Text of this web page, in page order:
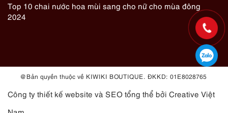
Top 10 chai nước hoa mùi sang cho nữ cho mùa đông
2024
@ Bản quyền thuộc về KIWIKI BOUTIQUE. ĐKKD: 01E8028765
Công ty thiết kế website và SEO tổng thể bởi Creative Việt